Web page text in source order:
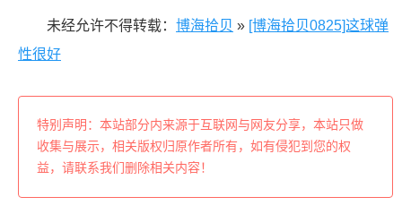
未经允许不得转载： 博海拾贝 » [博海拾贝0825]这球弹
性很好
特别声明：本站部分内来源于互联网与网友分享，本站只做
收集与展示，相关版权归原作者所有，如有侵犯到您的权
益，请联系我们删除相关内容！